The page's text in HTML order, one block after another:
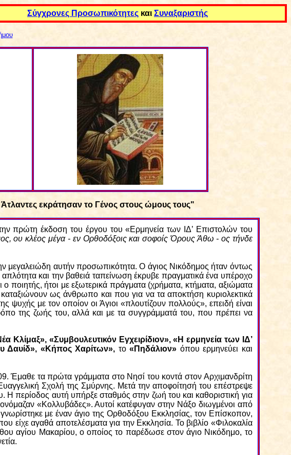
Σύγχρονες Προσωπικότητες και Συναξαριστής
εκράτησαν το Γένος στους ώμους τους"
πρώτη έκδοση του έργου του «Ερμηνεία των ΙΔ’ Επιστολών του
ου κλέος μέγα - εν Ορθοδόξοις και σοφοίς Όρους Άθω - ος τήνδε
μεγαλειώδη αυτήν προσωπικότητα. Ο άγιος Νικόδημος ήταν όντως
και την βαθειά ταπείνωση έκρυβε πραγματικά ένα υπέροχο
ο ποιητής, ήτοι με εξωτερικά πράγματα (χρήματα, κτήματα, αξιώματα
ως άνθρωπο και που για να τα αποκτήση κυριολεκτικά
ψυχής με τον οποίον οι Άγιοι «πλουτίζουν πολλούς», επειδή είναι
της ζωής του, αλλά και με τα συγγράμματά του, που πρέπει να
«Συμβουλευτικόν Εγχειρίδιον», «Η ερμηνεία των ΙΔ’
Δαυίδ», «Κήπος Χαρίτων», το«Πηδάλιον» όπου ερμηνεύει και
Έμαθε τα πρώτα γράμματα στο Νησί του κοντά στον Αρχιμανδρίτη
Σχολή της Σμύρνης. Μετά την αποφοίτησή του επέστρεψε
Η περίοδος αυτή υπήρξε σταθμός στην ζωή του και καθοριστική για
ονόμαζαν «Κολλυβάδες». Αυτοί κατέφυγαν στην Νάξο διωγμένοι από
με έναν άγιο της Ορθοδόξου Εκκλησίας, τον Επίσκοπον,
αγαθά αποτελέσματα για την Εκκλησία. Το βιβλίο «Φιλοκαλία
αγίου Μακαρίου, ο οποίος το παρέδωσε στον άγιο Νικόδημο, το